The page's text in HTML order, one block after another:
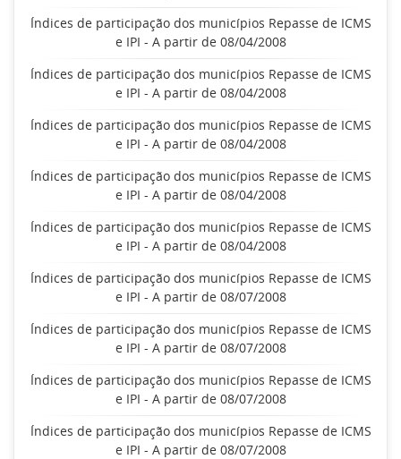
Índices de participação dos municípios Repasse de ICMS
e IPI - A partir de 08/04/2008
Índices de participação dos municípios Repasse de ICMS
e IPI - A partir de 08/04/2008
Índices de participação dos municípios Repasse de ICMS
e IPI - A partir de 08/04/2008
Índices de participação dos municípios Repasse de ICMS
e IPI - A partir de 08/04/2008
Índices de participação dos municípios Repasse de ICMS
e IPI - A partir de 08/04/2008
Índices de participação dos municípios Repasse de ICMS
e IPI - A partir de 08/07/2008
Índices de participação dos municípios Repasse de ICMS
e IPI - A partir de 08/07/2008
Índices de participação dos municípios Repasse de ICMS
e IPI - A partir de 08/07/2008
Índices de participação dos municípios Repasse de ICMS
e IPI - A partir de 08/07/2008